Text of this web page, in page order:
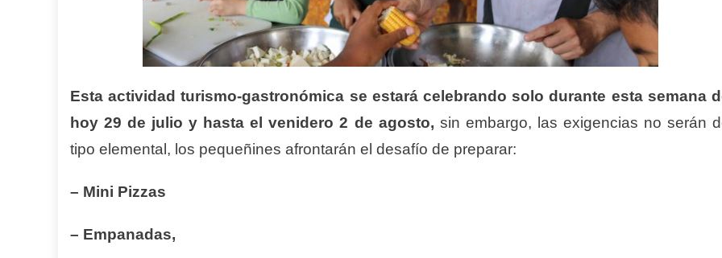
Esta actividad turismo-gastronómica se estará celebrando solo durante esta semana
hoy 29 de julio y hasta el venidero 2 de agosto, sin embargo, las exigencias no serán
tipo elemental, los pequeñines afrontarán el desafío de preparar:
– Mini Pizzas
– Empanadas,